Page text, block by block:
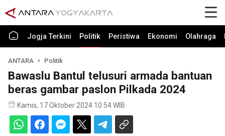
Jogja Terkini Politik Peristiwa Ekonomi Olahraga
ANTARA Politik
Bawaslu Bantul telusuri armada bantuan
beras gambar paslon Pilkada 2024
Kamis, 17 Oktober 2024 10:54 WIB